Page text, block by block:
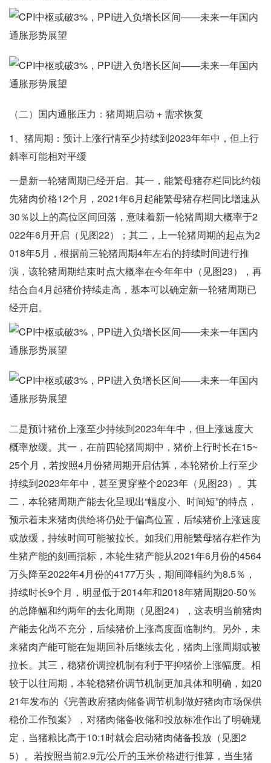
（二）国内通胀压力：猪周期启动 + 需求恢复
1、猪周期：预计上涨行情至少持续到2023年年中，但上行
斜率可能相对平缓
一是新一轮猪周期已经开启。其一，能繁母猪存栏同比约领
先猪肉价格12个月，2021年6月起能繁母猪存栏同比增速从
30％以上的高位区间回落，意味着新一轮猪周期大概率于2
022年6月开启（见图22）；其二，上一轮猪周期的起点为2
018年5月，根据前三轮猪周期4年左右的持续时间进行推
演，该轮猪周期结束时点大概率在今年年中（见图23），再
结合自4月起猪价持续走高，基本可以确定新一轮猪周期已
经开启。
二是预计猪价上涨至少持续到2023年年中，但上涨速度大
概率放缓。其一，在前四轮猪周期中，猪价上行时长在15~
25个月，若按照4月份猪周期开启估算，本轮猪价上行至少
持续到2023年年中，甚至贯穿整个2023年（见图23）。其
二，本轮猪周期产能去化呈现出“幅度小、时间短”的特点，
预示着未来猪肉供给将仍处于偏高位置，后续猪价上涨速度
或放缓，持续时间可能被拉长。如我们用能繁母猪存栏作为
生猪产能的刻画指标，本轮生猪产能从2021年6月份的4564
万头降至2022年4月份的4177万头，期间降幅约为8.5％，
持续时长9个月，明显低于2014年和2018年猪周期20-50％
的总降幅和约两年的去化周期（见图24），这表明当前猪肉
产能去化尚不充分，后续猪价上涨高度面临制约。另外，未
来猪肉产能可能在短期回补后继续去化，猪肉上涨周期或被
拉长。其三，稳猪价调控机制有利于平抑猪价上涨幅度。相
较于以往周期，本轮稳猪价调节机制更加具体和明确，如20
21年发布的《完善政府猪肉储备调节机制做好猪肉市场保供
稳价工作预案》，对猪肉储备收储和投放标准作出了明确规
定，当猪粮比高于10:1时就会启动猪肉储备投放（见图2
5）。若按照当前2.9元/公斤的玉米价格进行推算，当生猪